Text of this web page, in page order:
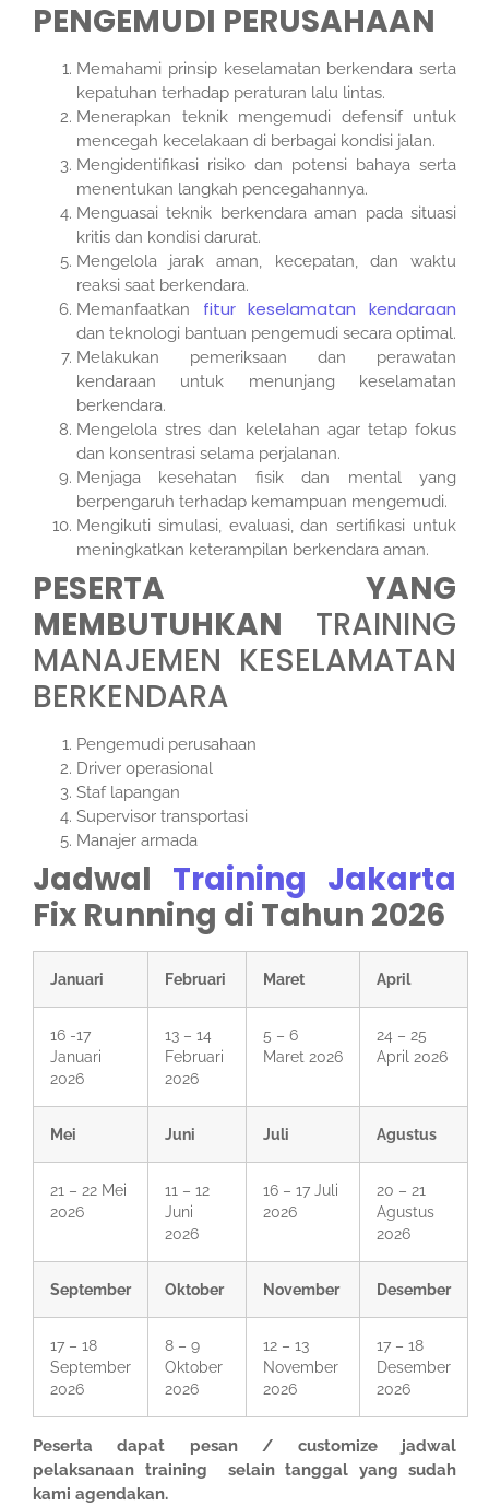
PENGEMUDI PERUSAHAAN
Memahami prinsip keselamatan berkendara serta
kepatuhan terhadap peraturan lalu lintas.
Menerapkan teknik mengemudi defensif untuk
mencegah kecelakaan di berbagai kondisi jalan.
Mengidentifikasi risiko dan potensi bahaya serta
menentukan langkah pencegahannya.
Menguasai teknik berkendara aman pada situasi
kritis dan kondisi darurat.
Mengelola jarak aman, kecepatan, dan waktu
reaksi saat berkendara.
Memanfaatkan
fitur keselamatan kendaraan
dan teknologi bantuan pengemudi secara optimal.
Melakukan pemeriksaan dan perawatan
kendaraan untuk menunjang keselamatan
berkendara.
Mengelola stres dan kelelahan agar tetap fokus
dan konsentrasi selama perjalanan.
Menjaga kesehatan fisik dan mental yang
berpengaruh terhadap kemampuan mengemudi.
Mengikuti simulasi, evaluasi, dan sertifikasi untuk
meningkatkan keterampilan berkendara aman.
PESERTA YANG
MEMBUTUHKAN TRAINING
MANAJEMEN KESELAMATAN
BERKENDARA
Pengemudi perusahaan
Driver operasional
Staf lapangan
Supervisor transportasi
Manajer armada
Jadwal Training Jakarta
Fix Running di Tahun 2026
Januari Februari Maret April
16 -17
Januari
2026
13 – 14
Februari
2026
5 – 6
Maret 2026
24 – 25
April 2026
Mei Juni Juli Agustus
21 – 22 Mei
2026
11 – 12
Juni
2026
16 – 17 Juli
2026
20 – 21
Agustus
2026
September Oktober November Desember
17 – 18
September
2026
8 – 9
Oktober
2026
12 – 13
November
2026
17 – 18
Desember
2026
Peserta dapat pesan / customize jadwal
pelaksanaan training selain tanggal yang sudah
kami agendakan.